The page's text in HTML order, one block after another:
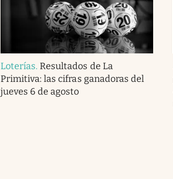
Loterías. Resultados de La
Primitiva: las cifras ganadoras del
jueves 6 de agosto